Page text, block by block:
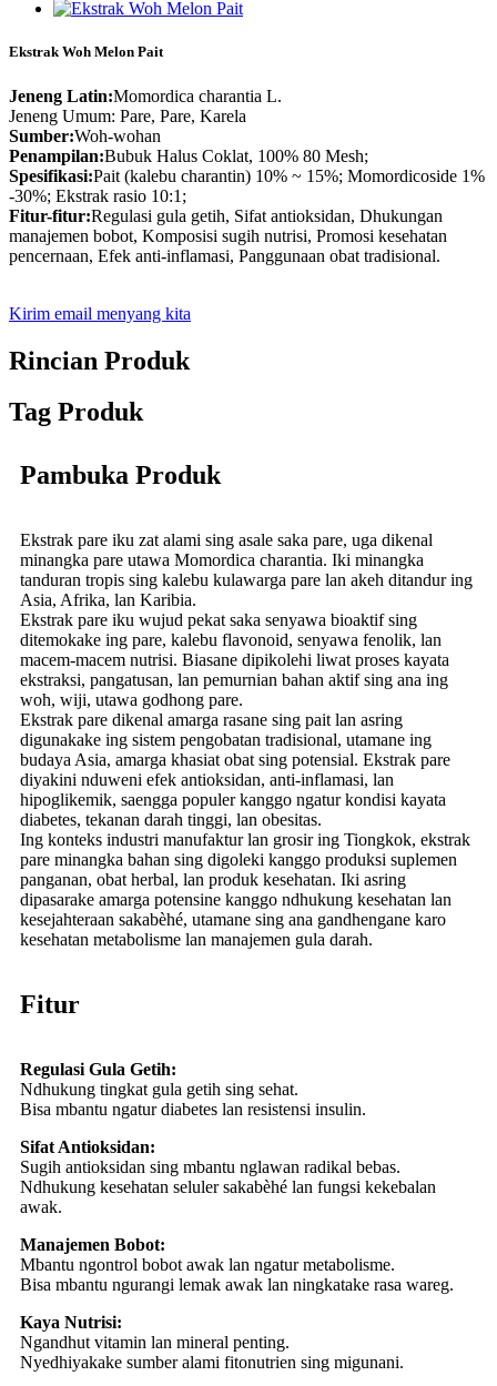
Ekstrak Woh Melon Pait
Jeneng Latin:Momordica charantia L.
Jeneng Umum: Pare, Pare, Karela
Sumber:Woh-wohan
Penampilan:Bubuk Halus Coklat, 100% 80 Mesh;
Spesifikasi:Pait (kalebu charantin) 10% ~ 15%; Momordicoside 1%
-30%; Ekstrak rasio 10:1;
Fitur-fitur:Regulasi gula getih, Sifat antioksidan, Dhukungan
manajemen bobot, Komposisi sugih nutrisi, Promosi kesehatan
pencernaan, Efek anti-inflamasi, Panggunaan obat tradisional.
Kirim email menyang kita
Rincian Produk
Tag Produk
Pambuka Produk
Ekstrak pare iku zat alami sing asale saka pare, uga dikenal
minangka pare utawa Momordica charantia. Iki minangka
tanduran tropis sing kalebu kulawarga pare lan akeh ditandur ing
Asia, Afrika, lan Karibia.
Ekstrak pare iku wujud pekat saka senyawa bioaktif sing
ditemokake ing pare, kalebu flavonoid, senyawa fenolik, lan
macem-macem nutrisi. Biasane dipikolehi liwat proses kayata
ekstraksi, pangatusan, lan pemurnian bahan aktif sing ana ing
woh, wiji, utawa godhong pare.
Ekstrak pare dikenal amarga rasane sing pait lan asring
digunakake ing sistem pengobatan tradisional, utamane ing
budaya Asia, amarga khasiat obat sing potensial. Ekstrak pare
diyakini nduweni efek antioksidan, anti-inflamasi, lan
hipoglikemik, saengga populer kanggo ngatur kondisi kayata
diabetes, tekanan darah tinggi, lan obesitas.
Ing konteks industri manufaktur lan grosir ing Tiongkok, ekstrak
pare minangka bahan sing digoleki kanggo produksi suplemen
panganan, obat herbal, lan produk kesehatan. Iki asring
dipasarake amarga potensine kanggo ndhukung kesehatan lan
kesejahteraan sakabèhé, utamane sing ana gandhengane karo
kesehatan metabolisme lan manajemen gula darah.
Fitur
Regulasi Gula Getih:
Ndhukung tingkat gula getih sing sehat.
Bisa mbantu ngatur diabetes lan resistensi insulin.
Sifat Antioksidan:
Sugih antioksidan sing mbantu nglawan radikal bebas.
Ndhukung kesehatan seluler sakabèhé lan fungsi kekebalan
awak.
Manajemen Bobot:
Mbantu ngontrol bobot awak lan ngatur metabolisme.
Bisa mbantu ngurangi lemak awak lan ningkatake rasa wareg.
Kaya Nutrisi:
Ngandhut vitamin lan mineral penting.
Nyedhiyakake sumber alami fitonutrien sing migunani.